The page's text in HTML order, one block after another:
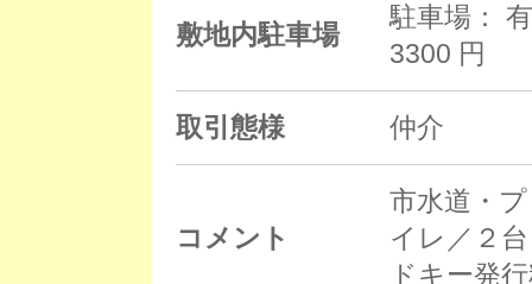
敷地内駐車場
駐車場：
3300 円
取引態様 仲介
コメント
市水道・
イレ／２
ドキー発